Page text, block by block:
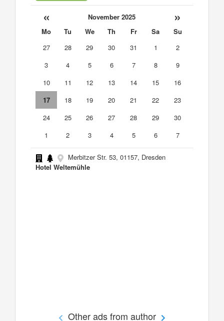
« November 2025 »
Mo Tu We Th Fr Sa
Su
27
28 29 30 31 1
2
3
4 5 6 7 8
9
10
11 12 13 14 15
16
17
18 19 20 21 22
23
24
25 26 27 28 29
30
1
2 3 4 5 6 7
Merbitzer Str. 53, 01157, Dresden
Hotel Weltemühle
Other ads from author